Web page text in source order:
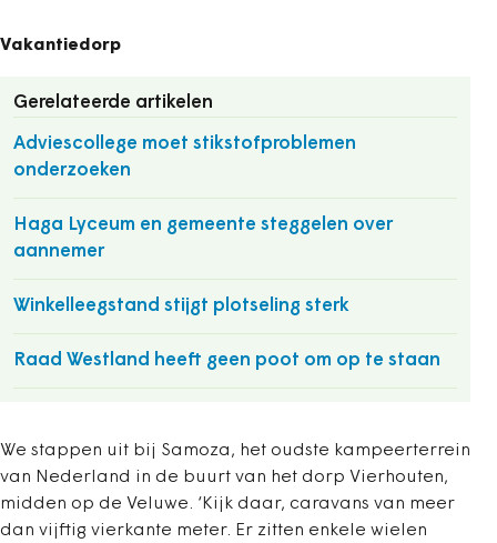
Vakantiedorp
Gerelateerde artikelen
Adviescollege moet stikstofproblemen
onderzoeken
Haga Lyceum en gemeente steggelen over
aannemer
Winkelleegstand stijgt plotseling sterk
Raad Westland heeft geen poot om op te staan
We stappen uit bij Samoza, het oudste kampeerterrein
van Nederland in de buurt van het dorp Vierhouten,
midden op de Veluwe. ‘Kijk daar, caravans van meer
dan vijftig vierkante meter. Er zitten enkele wielen